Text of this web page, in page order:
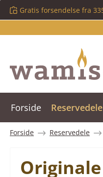
til hovedindhold
Spring til søgning
Gå til hovednavigation
Gratis forsendelse fra
Forside Reservedele
Forside Reservedele